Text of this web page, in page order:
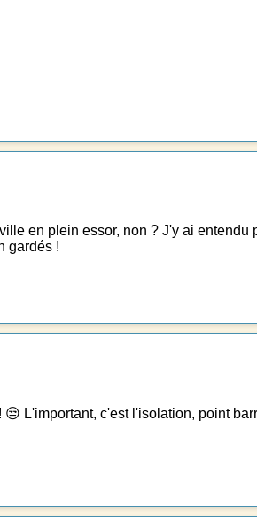
en plein essor, non ? J'y ai
gardés !
L'important, c'est l'isolation, point